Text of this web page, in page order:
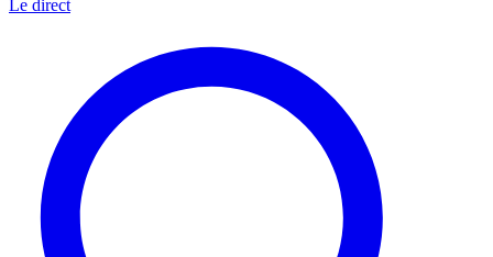
Le direct